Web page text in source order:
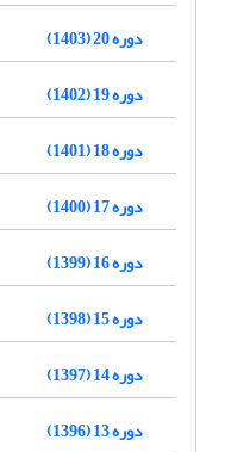
دوره 20 (1403)
دوره 19 (1402)
دوره 18 (1401)
دوره 17 (1400)
دوره 16 (1399)
دوره 15 (1398)
دوره 14 (1397)
دوره 13 (1396)